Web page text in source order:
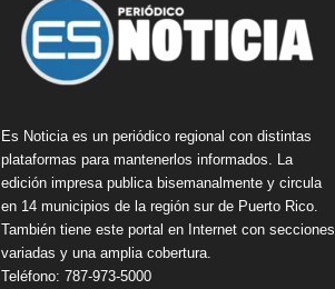
Es Noticia es un periódico regional con distintas
plataformas para mantenerlos informados. La
edición impresa publica bisemanalmente y circula
en 14 municipios de la región sur de Puerto Rico.
También tiene este portal en Internet con secciones
variadas y una amplia cobertura.
Teléfono: 787-973-5000